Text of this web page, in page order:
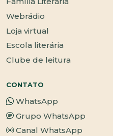
Webrádio
Loja virtual
Escola literária
Clube de leitura
CONTATO
WhatsApp
Grupo WhatsApp
Canal WhatsApp